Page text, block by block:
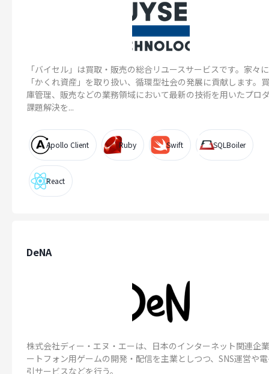
「バイセル」は買取・販売の総合リユースサービスです。家々
「かくれ資産」を取り扱い、循環型社会の発展に貢献します。
庫管理、販売などの業務領域において最新の技術を用いたプロ
課題解決を...
Apollo Client Ruby Swift SQLBoiler
React
DeNA
株式会社ディー・エヌ・エーは、日本のインターネット関連企
ートフォン用ゲームの開発・配信を主業としつつ、SNS運営や
引サービスなどを行う。